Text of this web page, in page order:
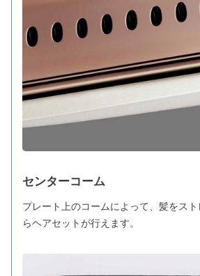
センターコーム
プレート上のコームによって、髪をス
らヘアセットが行えます。